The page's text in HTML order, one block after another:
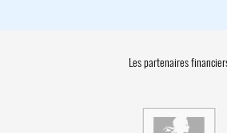
Les partenaires